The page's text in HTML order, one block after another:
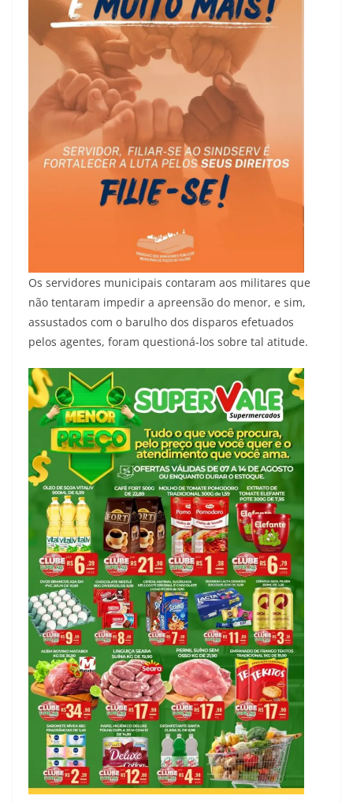
Os servidores municipais contaram aos militares que
não tentaram impedir a apreensão do menor, e sim,
assustados com o barulho dos disparos efetuados
pelos agentes, foram questioná-los sobre tal atitude.